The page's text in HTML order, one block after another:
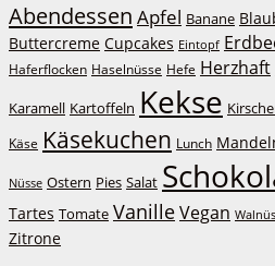
Abendessen Apfel Banane
Buttercreme Cupcakes Eintopf
Haferflocken Haselnüsse Hefe Herzhaft
Karamell Kartoffeln Kekse
Käse Käsekuchen Lunch
Nüsse Ostern Pies Salat
Tartes Tomate VanilleVegan
Zitrone